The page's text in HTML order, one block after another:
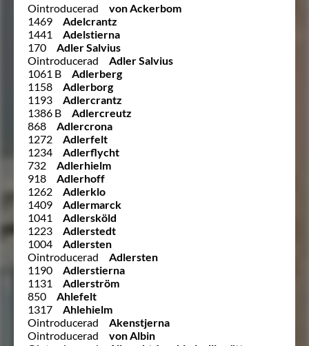
Ointroducerad
von Ackerbom
1469
Adelcrantz
1441
Adelstierna
170
Adler Salvius
Ointroducerad
Adler Salvius
1061 B
Adlerberg
1158
Adlerborg
1193
Adlercrantz
1386 B
Adlercreutz
868
Adlercrona
1272
Adlerfelt
1234
Adlerflycht
732
Adlerhielm
918
Adlerhoff
1262
Adlerklo
1409
Adlermarck
1041
Adlersköld
1223
Adlerstedt
1004
Adlersten
Ointroducerad
Adlersten
1190
Adlerstierna
1131
Adlerström
850
Ahlefelt
1317
Ahlehielm
Ointroducerad
Akenstjerna
Ointroducerad
von Albin